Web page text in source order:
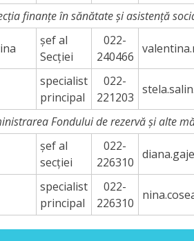
finanțe în sănătate și asistență
șef al
Secției
022-
240466
specialist
principal
022-
221203
Fondului de rezervă și alte
șef al
secției
022-
226310
specialist
principal
022-
226310